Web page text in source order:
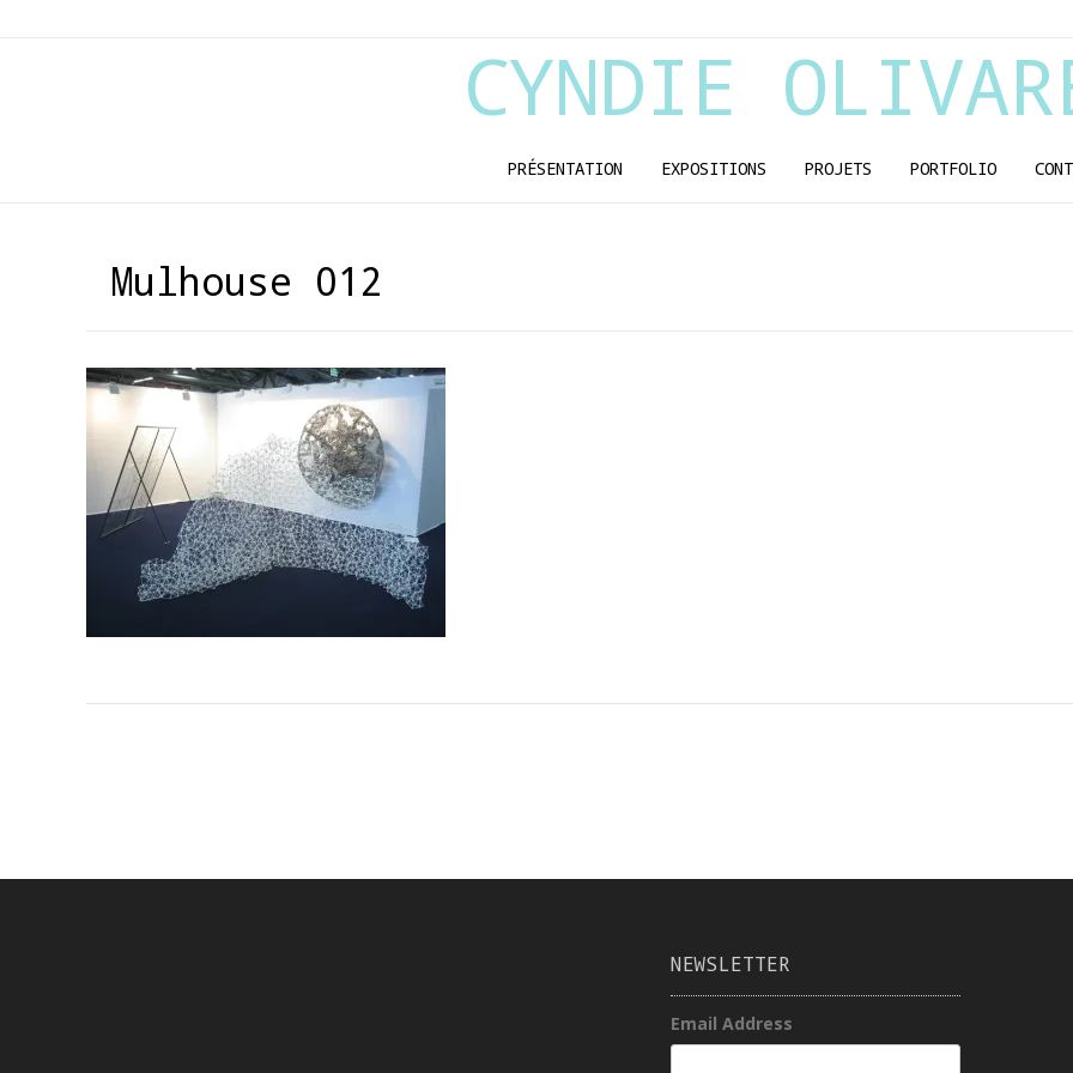
CYNDIE
PRÉSENTATION EXPOSITIONS PROJETS PORTFOLIO
Mulhouse 012
NEWSLETTER
Email Address